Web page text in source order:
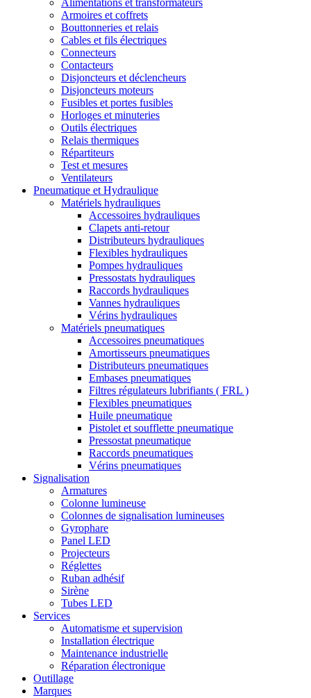
Alimentations et transformateurs
Armoires et coffrets
Bouttonneries et relais
Cables et fils électriques
Connecteurs
Contacteurs
Disjoncteurs et déclencheurs
Disjoncteurs moteurs
Fusibles et portes fusibles
Horloges et minuteries
Outils électriques
Relais thermiques
Répartiteurs
Test et mesures
Ventilateurs
Pneumatique et Hydraulique
Matériels hydrauliques
Accessoires hydrauliques
Clapets anti-retour
Distributeurs hydrauliques
Flexibles hydrauliques
Pompes hydrauliques
Pressostats hydrauliques
Raccords hydrauliques
Vannes hydrauliques
Vérins hydrauliques
Matériels pneumatiques
Accessoires pneumatiques
Amortisseurs pneumatiques
Distributeurs pneumatiques
Embases pneumatiques
Filtres régulateurs lubrifiants ( FRL )
Flexibles pneumatiques
Huile pneumatique
Pistolet et soufflette pneumatique
Pressostat pneumatique
Raccords pneumatiques
Vérins pneumatiques
Signalisation
Armatures
Colonne lumineuse
Colonnes de signalisation lumineuses
Gyrophare
Panel LED
Projecteurs
Réglettes
Ruban adhésif
Sirène
Tubes LED
Services
Automatisme et supervision
Installation électrique
Maintenance industrielle
Réparation électronique
Outillage
Marques